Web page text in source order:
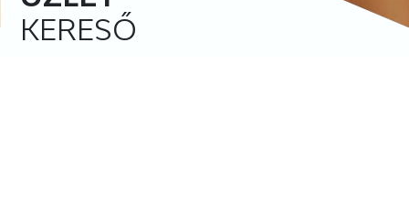
KERESŐ